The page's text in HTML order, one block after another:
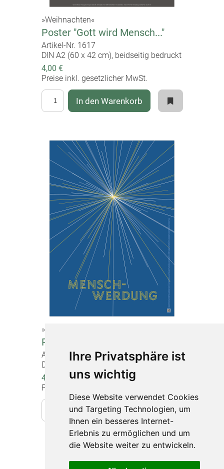
Ihre Privatsphäre ist
uns wichtig
Diese Website verwendet Cookies
und Targeting Technologien, um
Ihnen ein besseres Internet-
Erlebnis zu ermöglichen und um
die Website weiter zu entwickeln.
»Weihnachten«
Poster "Gott wird Mensch..."
Artikel-Nr. 1617
DIN A2 (60 x 42 cm), beidseitig bedruckt
4,00 €
Preise inkl. gesetzlicher MwSt.
In den Warenkorb
»Weihnachten«
Poster "Menschwerdung"
Artikel-Nr. 1622
DIN A2 (60 x 42 cm), beidseitig bedruckt
4,00 €
Preise inkl. gesetzlicher MwSt.
In den Warenkorb